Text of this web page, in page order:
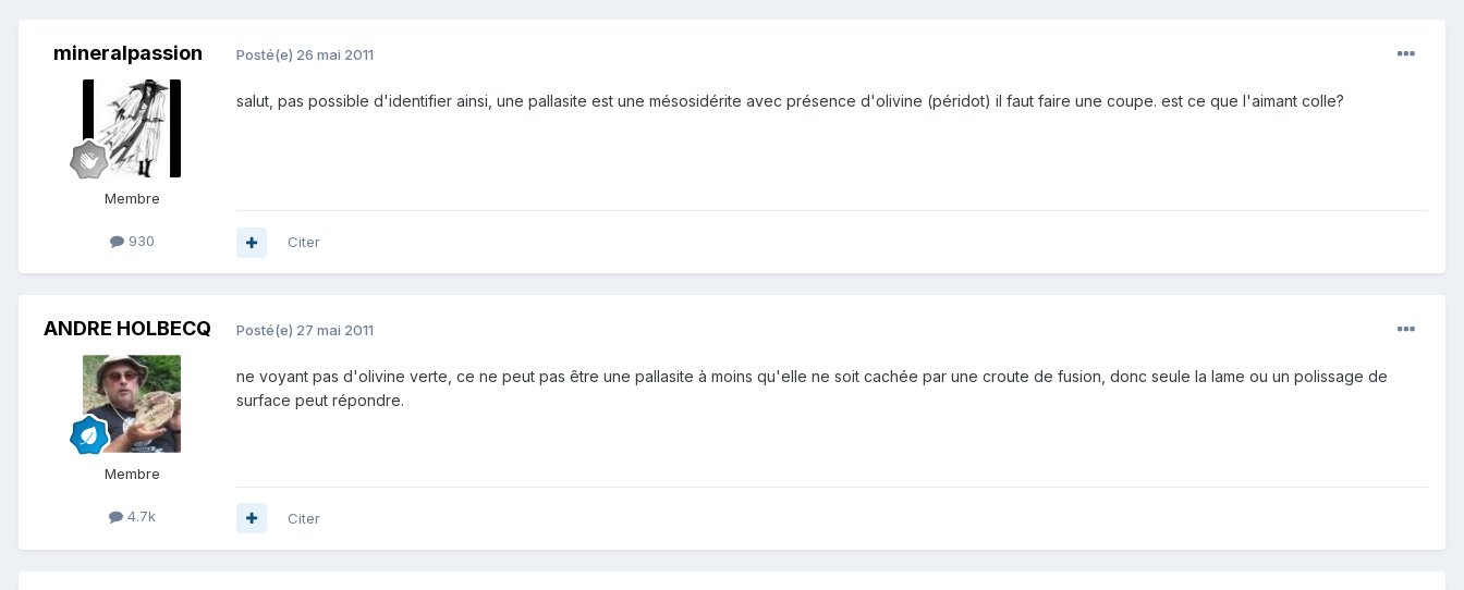
mineralpassion
Membre
930
Posté(e) 26 mai 2011
salut, pas possible d'identifier ainsi, une pallasite est une mésosidérite avec présence d'olivine (péridot) il faut faire une coupe. est ce que l'aimant colle?
Citer
ANDRE HOLBECQ
Membre
4.7k
Posté(e) 27 mai 2011
ne voyant pas d'olivine verte, ce ne peut pas être une pallasite à moins qu'elle ne soit cachée par une croute de fusion, donc seule la lame ou un polissage de
surface peut répondre.
Citer